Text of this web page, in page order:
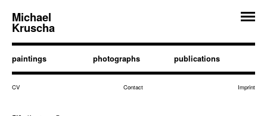
Michael
Kruscha
paintings photographs publications
CV Contact Imprint